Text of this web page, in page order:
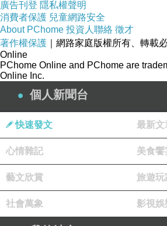
然後我就會請他生出來
（有次…隨風突然這麼
廣告刊登 隱私權聲明
消費者保護 兒童網路安全
About PChome 投資人聯絡 徵才
著作權保護 ｜網路家庭版權所有、轉載
Online
PChome Online and PChome are
Online Inc.
個人新聞台
快速發文 最新文
心情雜記 美食饗
藝文欣賞 旅遊玩
社會萬象 影視娛